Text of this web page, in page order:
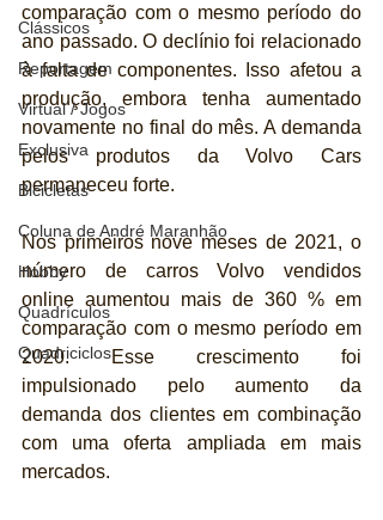
Clássicos
Reportagem
Virtual / Jogos
Exclusiva
Bicicletas
Coluna de André Maranhão
Hobby
Quadrículos
Quadriciclos
comparação com o mesmo período do
ano passado. O declínio foi relacionado
à falta de componentes. Isso afetou a
produção, embora tenha aumentado
novamente no final do mês. A demanda
pelos produtos da Volvo Cars
permaneceu forte.
Nos primeiros nove meses de 2021, o
número de carros Volvo vendidos
online aumentou mais de 360 % em
comparação com o mesmo período em
2020. Esse crescimento foi
impulsionado pelo aumento da
demanda dos clientes em combinação
com uma oferta ampliada em mais
mercados.